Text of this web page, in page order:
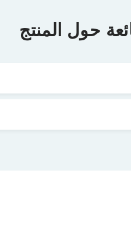
حول المنتج